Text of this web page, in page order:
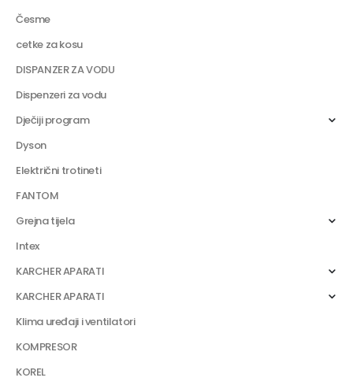
Česme
cetke za kosu
DISPANZER ZA VODU
Dispenzeri za vodu
Dječiji program
Dyson
Električni trotineti
FANTOM
Grejna tijela
Intex
KARCHER APARATI
KARCHER APARATI
Klima uređaji i ventilatori
KOMPRESOR
KOREL